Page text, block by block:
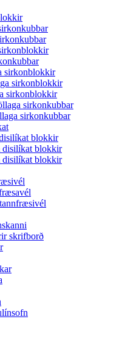
sirkonblokkir
sirkonblokkir
sirkonblokkir
sirkonkubbar
sirkonkubbar
blokkir
disilíkat blokkir
blokkir
skrifborð